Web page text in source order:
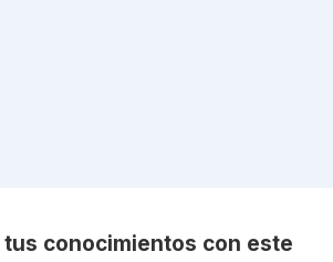
tus conocimientos con este